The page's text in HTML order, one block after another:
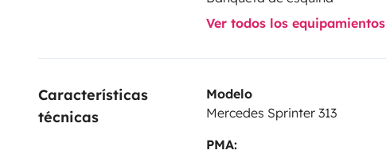
Ver todos los equipamientos
Características
técnicas
Modelo
Mercedes Sprinter 313
PMA: